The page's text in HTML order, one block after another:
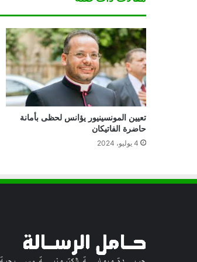
تعيين المونسينيور يؤانس لحظى بأمانة
حاضرة الفاتيكان
4 يوليو، 2024